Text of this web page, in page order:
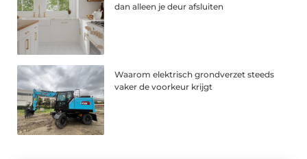
dan alleen je deur afsluiten
Waarom elektrisch grondverzet steeds
vaker de voorkeur krijgt